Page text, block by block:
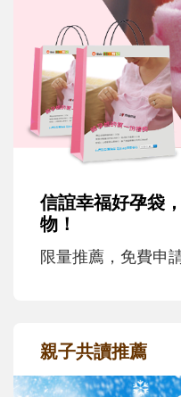
信誼幸福好孕袋
物！
限量推薦，免費申
親子共讀推薦